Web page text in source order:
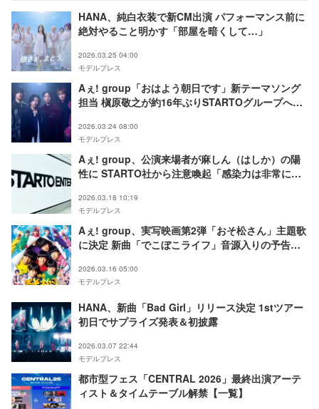
HANA、純白衣装で新CM出演 パフォーマンス前に
絶対やること明かす「部屋を暗くして…」
2026.03.25 04:00
モデルプレス
Aぇ! group「おはよう朝日です」新テーマソング
担当 槇原敬之が約16年ぶりSTARTOグループへ楽
2026.03.24 08:00
モデルプレス
Aぇ! group、公演来場者が麻しん（はしか）の陽
性に STARTO社から注意喚起「感染力は非常に強
2026.03.18 10:19
モデルプレス
Aぇ! group、実写映画第2弾「おそ松さん」主題歌
に決定 新曲「でこぼこライフ」音源入りの予告公
2026.03.16 05:00
モデルプレス
HANA、新曲「Bad Girl」リリース決定 1stツアー
初日でサプライズ発表＆初披露
2026.03.07 22:44
モデルプレス
都市型フェス「CENTRAL 2026」最終出演アーテ
ィスト＆タイムテーブル解禁【一覧】